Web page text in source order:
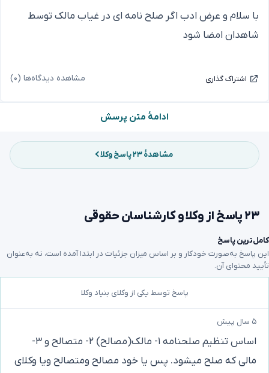
با سلام و عرض ادب اگر صلح نامه ای در غیاب مالک توسط
شاهدان امضا شود
اشتراک گذاری مشاهده دیدگاه‌ها (۰)
ادامهٔ متن پرسش
مشاهدهٔ ۲۳ پاسخ وکلا
۲۳ پاسخ از وکلا و کارشناسان حقوقی
کامل‌ترین پاسخ
این پاسخ به‌صورت خودکار و بر اساس میزان جزئیات در ابتدا آمده است، نه به‌عنوان
تأیید محتوای آن.
پاسخ توسط یکی از وکلای بنیاد وکلا
۵ سال پیش
اساس تنظیم صلحنامه ۱- مالک(مصالح) ۲- متصالح و ۳-
مالی که صلح میشود. پس یا خود مصالح ومتصالح ویا وکلای